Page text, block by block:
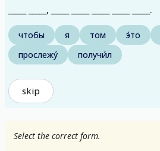
_____ _____, _____ _____ _____ _____ _____.
чтобы я том э́то
прослежу́
получи́л
skip
Select the correct form.